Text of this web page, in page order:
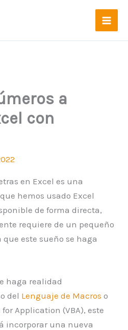
a
con
en Excel es una
hemos usado Excel
de forma directa,
requiere de un pequeño
este sueño se haga
haga realidad
del Lenguaje de Macros o
Application (VBA), este
incorporar una nueva